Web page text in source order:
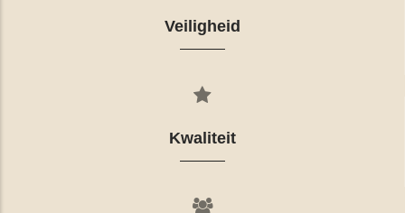
Veiligheid
Kwaliteit